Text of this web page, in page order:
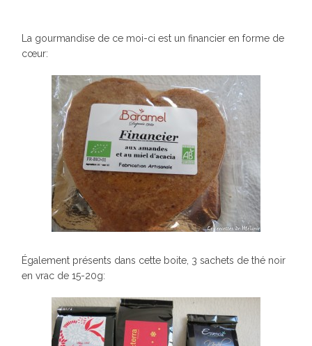
La gourmandise de ce moi-ci est un financier en forme de
cœur:
Également présents dans cette boite, 3 sachets de thé noir
en vrac de 15-20g: